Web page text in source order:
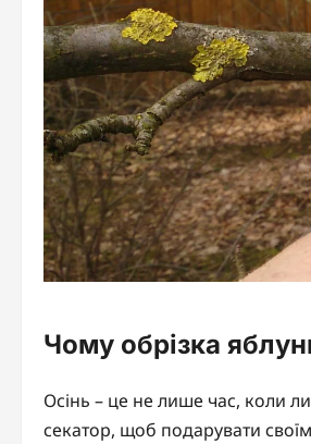
Чому обрізка
Осінь – це не лише час, коли
секатор, щоб подарувати